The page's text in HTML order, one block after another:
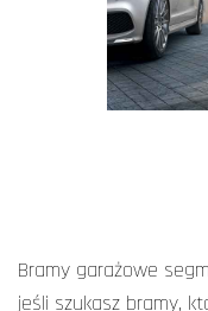
Bramy garażowe
jeśli szukasz bramy,